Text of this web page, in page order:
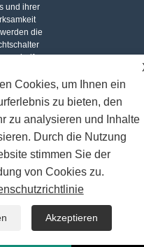
und ihrer
die
zu helfen,
Kontaktieren Sie uns
RSS XML
Zhechi Electric Co., Ltd. Alle
Cookies, um Ihnen ein
zu bieten, den
zu analysieren und Inhalte
Durch die Nutzung
stimmen Sie der
von Cookies zu.
Akzeptieren